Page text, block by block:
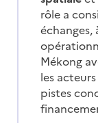
rôle a
échanges,
Mékong
les
pistes